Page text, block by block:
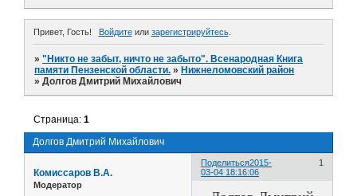
Привет, Гость! Войдитеили зарегистрируйтесь.
»"Никто не забыт, ничто не забыто". Всенародная Книга
памяти Пензенской области. » Нижнеломовский район
»Долгов Дмитрий Михайлович
Долгов Дмитрий Михайлович
Страница:1
Поделиться 1
2015-
03-04 18:16:06
Комиссаров В.А.
Модератор